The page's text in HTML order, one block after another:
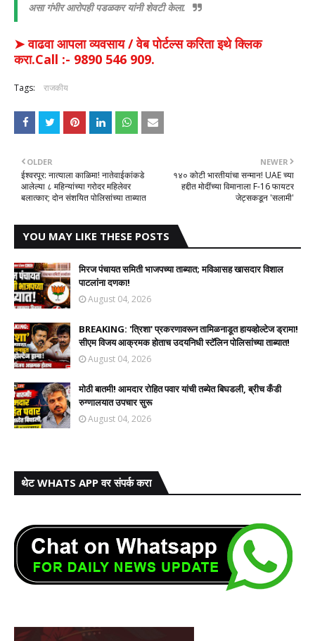
असा गंभीर आरोपही पडळकर यांनी शेवटी केला.
➤ वाढवा आपला व्यवसाय / वेब पोर्टल्स करिता इथे क्लिक
करा.Call :- 9890 546 909.
Tags: राजकीय
NEWER
१४० कोटी भारतीयांचा सन्मान! UAE च्या
हद्दीत मोदींच्या विमानाला F-16 फायटर
जेट्सकडून 'सलामी'
OLDER
ईश्वरपूर: नात्याला काळिमा! नातेवाईकांकडे
आलेल्या ८ महिन्यांच्या गरोदर महिलेवर
बलात्कार; दोन संशयित पोलिसांच्या ताब्यात
YOU MAY LIKE THESE POSTS
मिरज पंचायत समिती भाजपच्या ताब्यात; मविआसह खासदार विशाल
पाटलांना दणका!
August 04, 2026
BREAKING: 'त्रिशा' प्रकरणावरून तामिळनाडूत हायव्होल्टेज ड्रामा!
सीएम विजय आक्रमक होताच उदयनिधी स्टॅलिन पोलिसांच्या ताब्यात!
August 04, 2026
मोठी बातमी! आमदार रोहित पवार यांची तब्येत बिघडली, ब्रीच कँडी
रुग्णालयात उपचार सुरू
August 04, 2026
थेट WHATS APP वर संपर्क करा